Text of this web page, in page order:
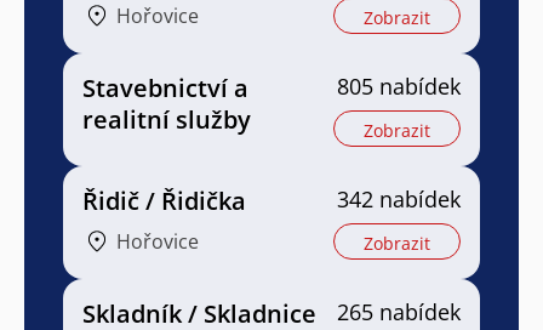
Hořovice Zobrazit
Stavebnictví a
realitní služby
805 nabídek
Zobrazit
Řidič / Řidička
Hořovice
342 nabídek
Zobrazit
Skladník / Skladnice 265 nabídek